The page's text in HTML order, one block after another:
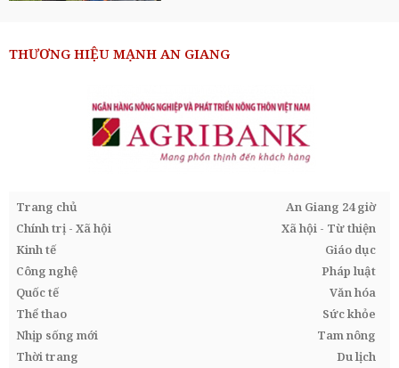
THƯƠNG HIỆU MẠNH AN GIANG
Trang chủ
An Giang 24 giờ
Chính trị - Xã hội
Xã hội - Từ thiện
Kinh tế
Giáo dục
Công nghệ
Pháp luật
Quốc tế
Văn hóa
Thể thao
Sức khỏe
Nhịp sống mới
Tam nông
Thời trang
Du lịch